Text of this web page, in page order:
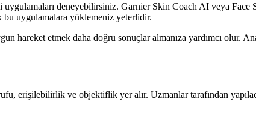
deneyebilirsiniz. Garnier Skin Coach AI veya
bu uygulamalara yüklemeniz yeterlidir.
hareket etmek daha doğru sonuçlar almanıza yardımcı olur.
erişilebilirlik ve objektiflik yer alır. Uzmanlar tarafından